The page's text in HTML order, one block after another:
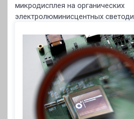
микродисплея на органических
электролюминисцентных